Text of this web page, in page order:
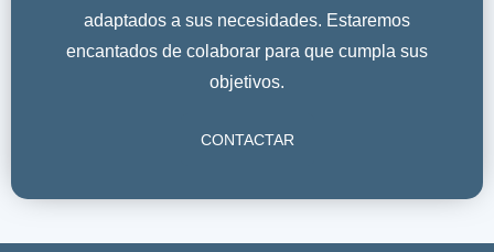
adaptados a sus necesidades. Estaremos
encantados de colaborar para que cumpla sus
objetivos.
CONTACTAR